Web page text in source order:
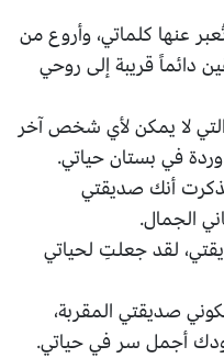
عنها كلماتي، وأروع من
دائماً قريبة إلى روحي
لا يمكن لأي شخص آخر
في بستان حياتي.
أنك صديقتي
الجمال.
لقد جعلتِ لحياتي
صديقتي المقربة،
أجمل سر في حياتي.